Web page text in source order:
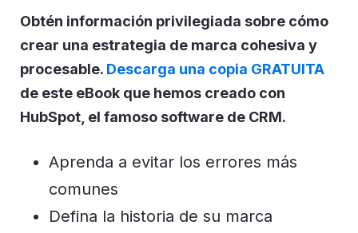
Obtén información privilegiada sobre cómo
crear una estrategia de marca cohesiva y
procesable. Descarga una copia GRATUITA
de este eBook que hemos creado con
HubSpot, el famoso software de CRM.
Aprenda a evitar los errores más
comunes
Defina la historia de su marca